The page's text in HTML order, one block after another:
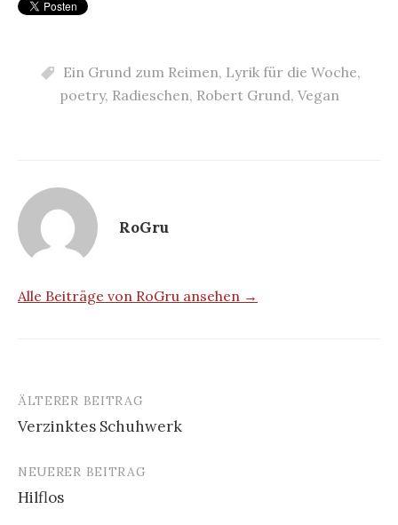
Ein Grund zum Reimen, Lyrik für die Woche,
poetry, Radieschen, Robert Grund, Vegan
RoGru
Alle Beiträge von RoGru ansehen →
Beitrags-
Navigation
ÄLTERER BEITRAG
Verzinktes Schuhwerk
NEUERER BEITRAG
Hilflos